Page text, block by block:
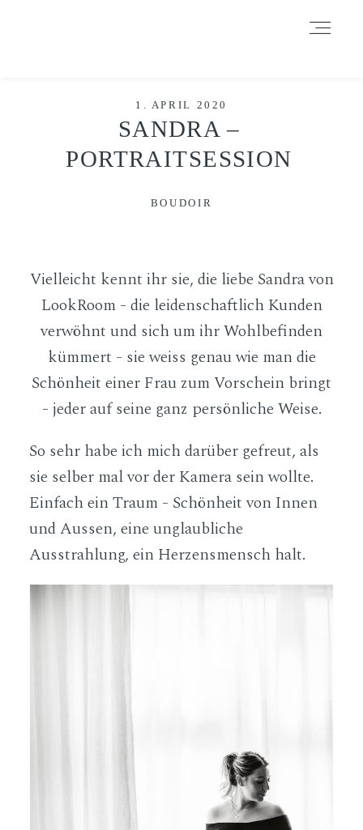
1. APRIL 2020
SANDRA –
PORTRAITSESSION
BOUDOIR
Vielleicht kennt ihr sie, die liebe Sandra von
LookRoom - die leidenschaftlich Kunden
verwöhnt und sich um ihr Wohlbefinden
kümmert - sie weiss genau wie man die
Schönheit einer Frau zum Vorschein bringt
- jeder auf seine ganz persönliche Weise.
So sehr habe ich mich darüber gefreut, als
sie selber mal vor der Kamera sein wollte.
Einfach ein Traum - Schönheit von Innen
und Aussen, eine unglaubliche
Ausstrahlung, ein Herzensmensch halt.
Benutzung von Cookies zu. Weitere Informationen hier
INFORMATIONEN
GALERIE
IMPRESSUM